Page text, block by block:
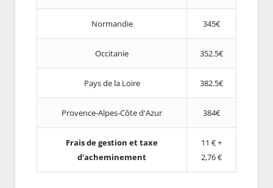
Normandie 345€
Occitanie 352.5€
Pays de la Loire 382.5€
Provence-Alpes-Côte d'Azur 384€
Frais de gestion et taxe
d'acheminement
11 € +
2,76 €